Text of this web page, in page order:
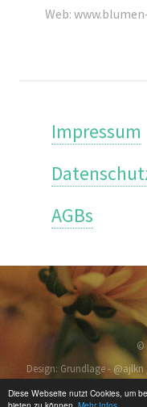
Diese Webseite nutzt Cookies, um
Web:
Impressum
AGBs
©
Design: Grundlage - @ajlkn